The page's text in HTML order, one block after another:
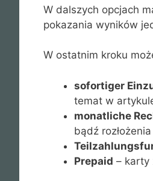
W dalszych opcjach
pokazania wyników
W ostatnim kroku
sofortiger
temat w
monatliche
bądź
Prepaid – karty